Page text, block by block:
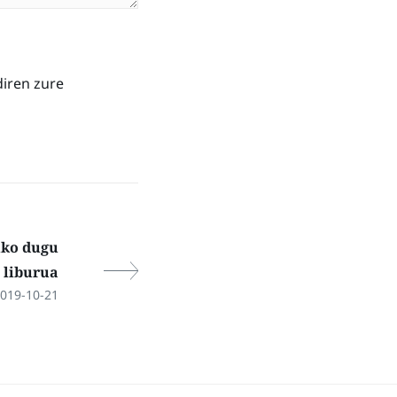
zure
dugu
liburua
10-21